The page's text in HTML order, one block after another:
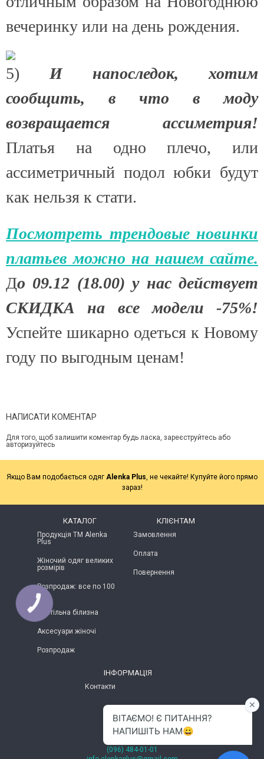
вечеринку или на день рождения.
5) И напоследок, хотим
сообщить, в что в моду
возвращается ассиметрия!
Платья на одно плечо, или
ассиметричный подол юбки будут
как нельзя к стати.
Посмотреть трендовые новинки
платьев можно на нашем сайте.
До 09.12 (18.00) у нас действует
СКИДКА на все модели -75%!
Успейте шикарно одеться к Новому
году по выгодным ценам!
НАПИСАТИ КОМЕНТАР
Для того, щоб залишити коментар будь ласка, зареєструйтесь або
авторизуйтесь
Якщо Вам подобається одяг Alenka Plus, не чекайте! Купуйте його прямо
зараз!
КАТАЛОГ
Продукція ТМ Alenka
Plus
Жіночий одяг великих
розмірів
Розпродаж: все по 100
грн
Постільна білизна
Аксесуари жіночі
Розпродаж
КЛІЄНТАМ
Замовлення
Оплата
Повернення
ІНФОРМАЦІЯ
Контакти
(096) 484-01-01
КНОПКА
ЗВ'ЯЗКУ